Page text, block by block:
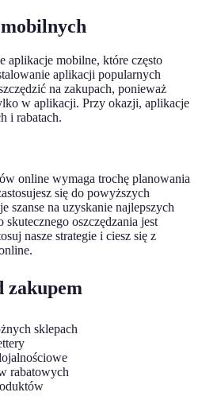
aplikacje mobilne, które często
aplikacji popularnych
na zakupach, ponieważ
w aplikacji. Przy okazji, aplikacje
i rabatach.
online wymaga trochę planowania
się do powyższych
szanse na uzyskanie najlepszych
oszczędzania jest
nasze strategie i ciesz się z
zakupem
sklepach
rabatowych